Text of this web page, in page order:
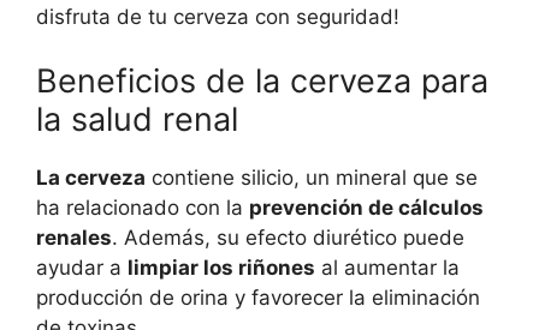
disfruta de tu cerveza con seguridad!
Beneficios de la cerveza para
la salud renal
La cerveza contiene silicio, un mineral que se
ha relacionado con la prevención de cálculos
renales. Además, su efecto diurético puede
ayudar a limpiar los riñones al aumentar la
producción de orina y favorecer la eliminación